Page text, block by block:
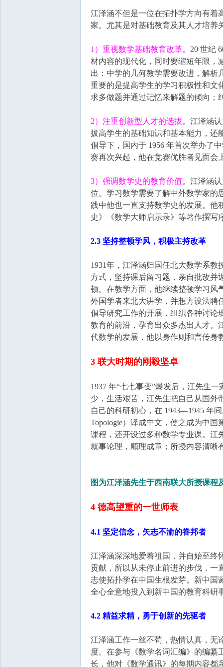
江泽涵不但是一位在拓扑学方向有着
家。尤其是对基础教育及其人才培养
1）重视数学基础教育改革。 20 世纪
材内容的现代化，同时要缩短年限，
出：中学的几何教学需要改进，解析
重要的是提高学生的学习积极性和文
求多做题并通过记忆来解题的倾向；
2）注重创新型人才的选拔。 江泽涵
拔高学生的基础知识和基本能力，还
倡导下，国内于 1956 年首次举办了
赛再次兴起，他在竞赛优胜者见面会
3）强调数学史的教育价值。 江泽涵
位。学习数学需要了解中外数学家的
践中他也一直支持数学史的发展。他
史》《数学大师启示录》等著作撰写
2.3 坚持整顿学风，积极主持改革
1931年，江泽涵归国任北大数学系
方式，坚持课后留习题，亲自批改并
顿。在教学方面，他继续整顿学习风
外国学者来北大讲学，并想方设法聘
倡导研究工作的开展，组织各种讨论
教育的前沿，孕育出众多杰出人才。
代数学的发展，他以身作则和言传身
3 联大时期的刚毅坚卓
1937 年“七七事变”爆发后，江先生
少，生活艰苦，江先生把自己从国外
自己的科研初心，在 1943—1945 年
Topologie）译成中文，使之成为中
课程，还开设过多种数学专业课。江
就事论理，顺理成章；所授内容清晰
图为江泽涵先生于西南联大所授课程
4 德高望重的一世师表
4.1 坚定信念，矢志不渝的眷邦者
江泽涵深深地爱着祖国，并自始至终
贡献，所以从未停止前进的步伐，一
志使拓扑学在中国生根发芽。新中国
全心全意地投入到新中国的教育科研
4.2 精益求精，勇于创新的先驱者
江泽涵工作一丝不苟，热情认真，无
度。在参与《数学名词汇编》的编
长，他对《数学通讯》的每期内容都